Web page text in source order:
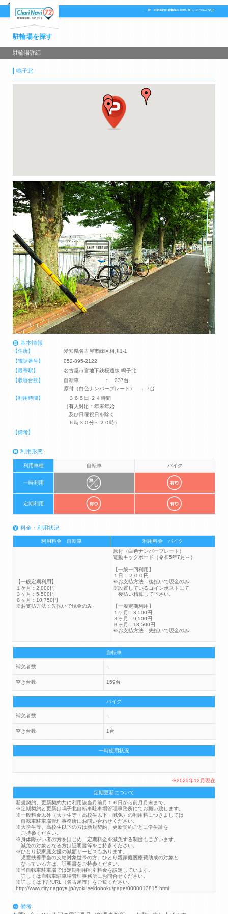
駐輪場を探す
駐輪場詳細
鳴子北
基本情報
【住所】
愛知県名古屋市緑区相川1-1
【電話番号】
052-895-2122
【最寄駅】
名古屋市営地下鉄桜通線 鳴子北
【収容台数】
自転車 ： 237台
原付（白色ナンバープレート） ： 7台
【利用時間】
３６５日 ２４時間
（有人対応：年末年始
及び日曜祝日を除く
６時３０分～２０時）
【備考】
利用形態
利用車種 自転車 バイク
一時利用
定期利用
料金・利用状況
利用料金 自転車 利用料金 バイク
【一般定期利用】
１ケ月：2,000円
３ヶ月：5,500円
６ヶ月：10,750円
※お支払方法：先払いで現金のみ
原付（白色ナンバープレート）
電動キックボード（令和5年7月～）
【一般一回利用】
１日：２００円
※お支払方法：後払いで現金のみ
※設置しているコインポストにて
後払い精算して下さい。
【一般定期利用】
１ケ月：3,500円
３ヶ月：9,500円
６ヶ月：18,500円
※お支払方法：先払いで現金のみ
自転車
補欠者数 -
空き台数 159台
バイク
補欠者数 -
空き台数 1台
一時使用状況
※2025年12月現在
定期更新について
新規契約、更新契約共に利用該当月前月１６日から前月月末まで。
※定期契約と更新は鳴子北自転車駐車場管理事務所にてお願い致します。
※一般料金以外（大学生等・高校生以下・減免）の利用料につきましては
自転車駐車場管理事務所にお問い合わせください。
※大学生等、高校生以下の方は新規契約、更新契約ごとに学生証を
ご持参ください。
※身体障がい者の方をはじめ、定期料金を減免する制度もございます。
減免の対象となる方は証明書等をご持参ください。
※ひとり親家庭支援の減額サービスもあります。
児童扶養手当の支給対象世帯の方、ひとり親家庭医療費助成の対象と
なっている方は、証明書をご持参ください。
※当自転車駐車場では定期利用割引料金を設定しています。
詳しくは自転車駐車場管理事務所にお問合せください。
※詳しくは下記URL（名古屋市）をご覧ください。
http://www.city.nagoya.jp/ryokuseidoboku/page/0000013815.html
備考